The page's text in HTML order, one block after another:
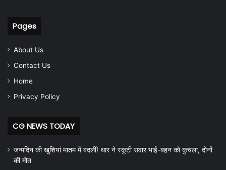
Pages
About Us
Contact Us
Home
Privacy Policy
CG NEWS TODAY
जन्मदिन की खुशियां मातम में बदलीं! थार ने स्कूटी सवार भाई-बहन को कुचला, दोनों
की मौत